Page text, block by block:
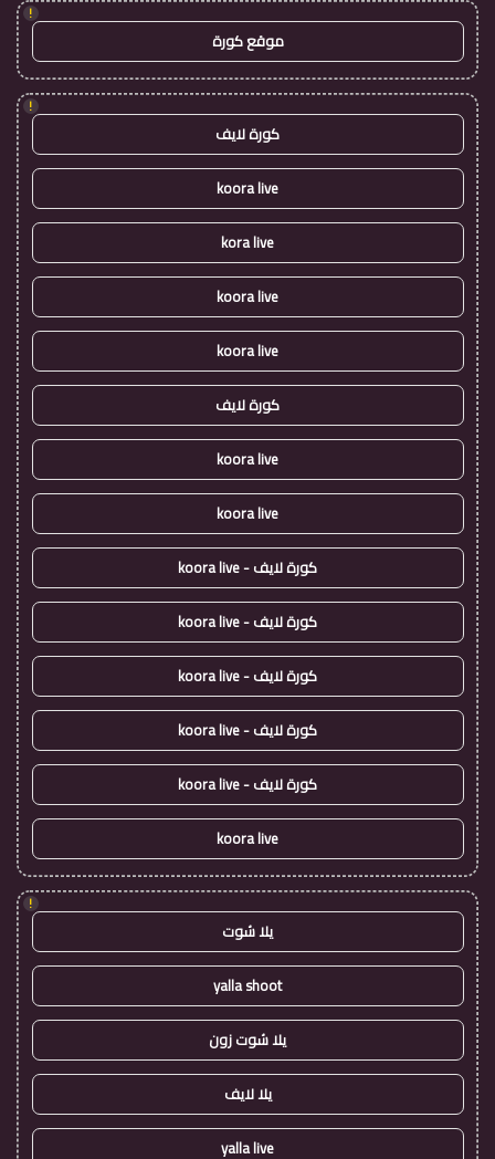
!
موقع كورة
!
كورة لايف
koora live
kora live
koora live
koora live
كورة لايف
koora live
koora live
كورة لايف - koora live
كورة لايف - koora live
كورة لايف - koora live
كورة لايف - koora live
كورة لايف - koora live
koora live
!
يلا شوت
yalla shoot
يلا شوت زون
يلا لايف
yalla live